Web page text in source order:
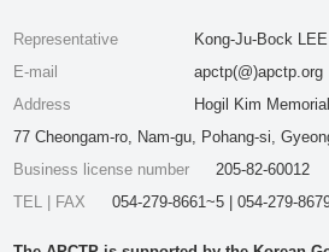
Representative
Kong-Ju-Bock LEE
E-mail
apctp(@)apctp.org
Address
Hogil Kim
77 Cheongam-ro, Nam-gu, Pohang-si,
Business license number
205-82-60012
TEL | FAX
054-279-8661~5 | 054-279-